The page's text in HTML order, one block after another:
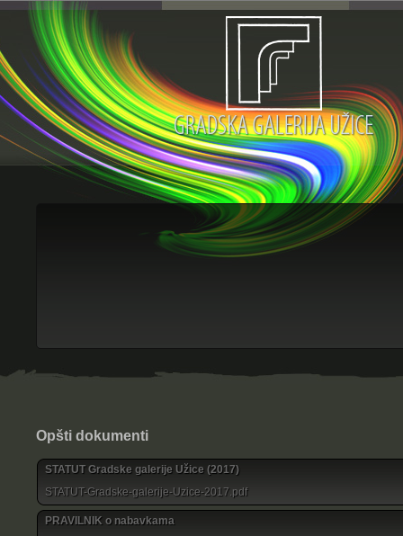
Opšti dokumenti
STATUT Gradske galerije Užice (2017)
STATUT-Gradske-galerije-Uzice-2017.pdf
PRAVILNIK o nabavkama